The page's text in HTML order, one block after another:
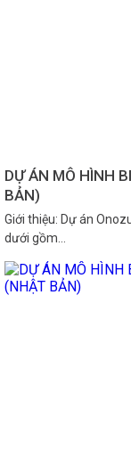
DỰ ÁN MÔ HÌNH
BẢN)
Giới thiệu: Dự án
dưới gồm…